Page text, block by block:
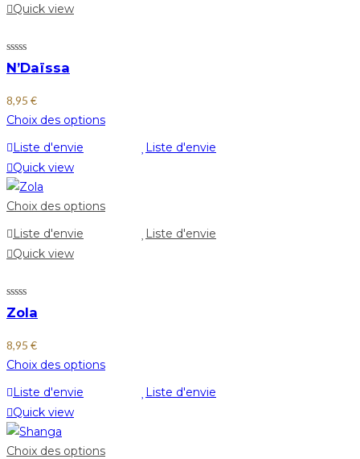
Quick view
N’Daïssa
8,95 €
Choix des options
Liste d'envie
Liste d'envie
Quick view
Choix des options
Liste d'envie
Liste d'envie
Quick view
Zola
8,95 €
Choix des options
Liste d'envie
Liste d'envie
Quick view
Choix des options